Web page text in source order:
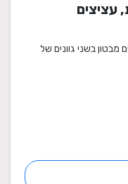
עציצים
לשבת, עציצים
מבטון בשני גוונים של